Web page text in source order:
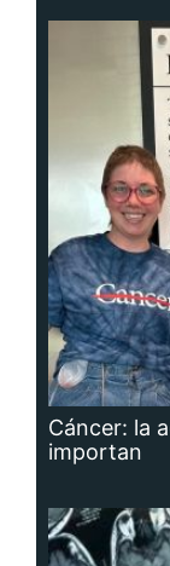
Cáncer: la
importan